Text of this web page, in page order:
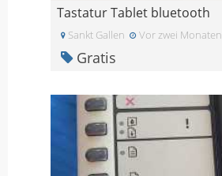
Tastatur Tablet bluetooth
Sankt Gallen Vor zwei Monaten
Gratis